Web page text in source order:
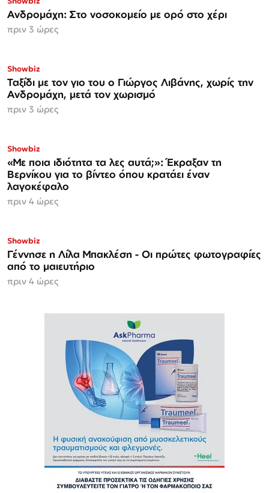
Ανδρομάχη: Στο νοσοκομείο με ορό στο χέρι
πριν 3 ώρες
Showbiz
Ταξίδι με τον γιο του ο Γιώργος Λιβάνης, χωρίς την
Ανδρομάχη, μετά τον χωρισμό
πριν 3 ώρες
Showbiz
«Με ποια ιδιότητα τα λες αυτά;»: Έκραξαν τη
Βερνίκου για το βίντεο όπου κρατάει έναν
λαγοκέφαλο
πριν 4 ώρες
Showbiz
Γέννησε η Λίλα Μπακλέση - Οι πρώτες φωτογραφίες
από το μαιευτήριο
πριν 4 ώρες